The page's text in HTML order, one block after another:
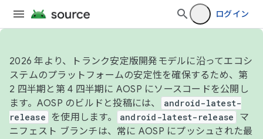
ログイン
2026 年より、トランク安定版開発モデルに沿ってエコシ
ステムのプラットフォームの安定性を確保するため、第
2 四半期と第 4 四半期に AOSP にソースコードを公開し
ます。AOSP のビルドと投稿には、
android-latest-
release
を使用します。 android-latest-release
マ
ニフェスト ブランチは、常に AOSP にプッシュされた最